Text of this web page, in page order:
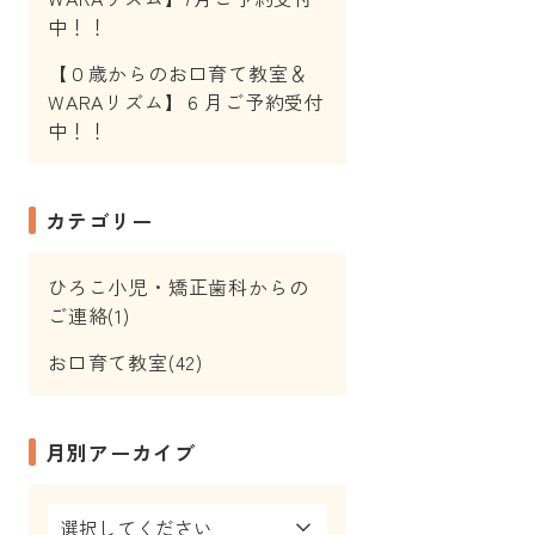
中！！
【０歳からのお口育て教室＆
WARAリズム】６月ご予約受付
中！！
カテゴリー
ひろこ小児・矯正歯科からの
ご連絡(1)
お口育て教室(42)
月別アーカイブ